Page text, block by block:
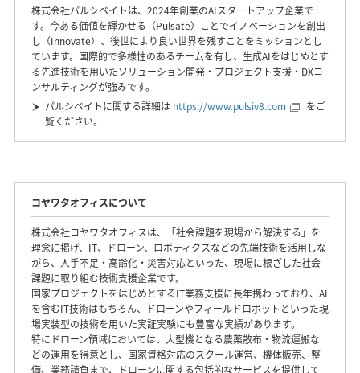
株式会社パルシベイトは、2024年創業のAIスタートアップ企業で
す。今ある価値を輝かせる（Pulsate）ことでイノベーションを創出
し（Innovate）、後世により良い世界を残すことをミッションとし
ています。国際的で多様性のあるチームを有し、生成AIをはじめとす
る先進技術を用いたソリューション開発・プロジェクト支援・DXコ
ンサルティングが強みです。
パルシベイトに関する詳細は https://www.pulsiv8.com
をご
覧ください。
コヤワタオフィスについて
株式会社コヤワタオフィスは、「社会課題を現場から解決する」を
理念に掲げ、IT、ドローン、ロボティクスなどの先端技術を活用しな
がら、人手不足・高齢化・災害対応といった、現場に根ざした社会
課題に取り組む技術支援企業です。
国家プロジェクトをはじめとするIT業務支援に長年携わっており、AI
を含むIT技術はもちろん、ドローンやフィールドロボットといった現
場実装型の技術を用いた実証実験にも豊富な実績があります。
特にドローン領域においては、大型機となる農薬散布・物流運搬な
どの運用を得意とし、国家資格対応のスクール運営、機体販売、整
備、業務請負まで、ドローンに関する包括的なサービスを提供して